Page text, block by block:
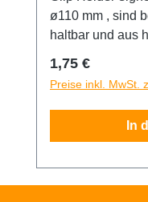
ø110 mm , sind
haltbar und aus
Regulärer Preis:
1,75 €
Preise inkl. MwSt.
In